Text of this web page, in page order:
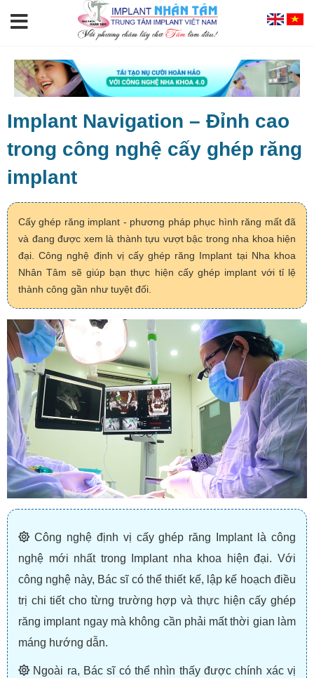
Implant Navigation – Đỉnh cao
trong công nghệ cấy ghép răng
implant
Cấy ghép răng implant - phương pháp phục hình răng mất đã
và đang được xem là thành tựu vượt bậc trong nha khoa hiện
đại. Công nghệ định vị cấy ghép răng Implant tại Nha khoa
Nhân Tâm sẽ giúp bạn thực hiện cấy ghép implant với tỉ lệ
thành công gần như tuyệt đối.
Công nghệ định vị cấy ghép răng Implant là công
nghệ mới nhất trong Implant nha khoa hiện đại. Với
công nghệ này, Bác sĩ có thể thiết kế, lập kế hoạch điều
trị chi tiết cho từng trường hợp và thực hiện cấy ghép
răng implant ngay mà không cần phải mất thời gian làm
máng hướng dẫn.
Ngoài ra, Bác sĩ có thể nhìn thấy được chính xác vị